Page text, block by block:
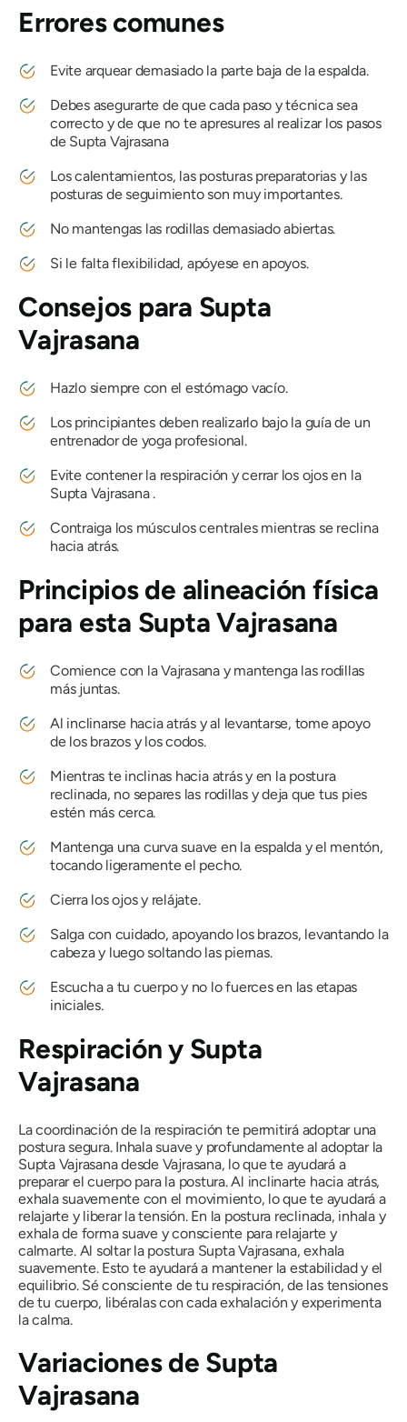
Errores comunes
Evite arquear demasiado la parte baja de la espalda.
Debes asegurarte de que cada paso y técnica sea
correcto y de que no te apresures al realizar los pasos
de Supta Vajrasana
Los calentamientos, las posturas preparatorias y las
posturas de seguimiento son muy importantes.
No mantengas las rodillas demasiado abiertas.
Si le falta flexibilidad, apóyese en apoyos.
Consejos para Supta
Vajrasana
Hazlo siempre con el estómago vacío.
Los principiantes deben realizarlo bajo la guía de un
entrenador de yoga profesional.
Evite contener la respiración y cerrar los ojos en la
Supta Vajrasana.
Contraiga los músculos centrales mientras se reclina
hacia atrás.
Principios de alineación física
para esta Supta Vajrasana
Comience con laVajrasana y mantenga las rodillas
más juntas.
Al inclinarse hacia atrás y al levantarse, tome apoyo
de los brazos y los codos.
Mientras te inclinas hacia atrás y en la postura
reclinada, no separes las rodillas y deja que tus pies
estén más cerca.
Mantenga una curva suave en la espalda y el mentón,
tocando ligeramente el pecho.
Cierra los ojos y relájate.
Salga con cuidado, apoyando los brazos, levantando la
cabeza y luego soltando las piernas.
Escucha a tu cuerpo y no lo fuerces en las etapas
iniciales.
Respiración y Supta
Vajrasana
La coordinación de la respiración te permitirá adoptar una
postura segura. Inhala suave y profundamente al adoptar la
Supta Vajrasanadesde Vajrasana, lo que te ayudará a
preparar el cuerpo para la postura. Al inclinarte hacia atrás,
exhala suavemente con el movimiento, lo que te ayudará a
relajarte y liberar la tensión. En la postura reclinada, inhala y
exhala de forma suave y consciente para relajarte y
calmarte. Al soltar la postura Supta Vajrasana, exhala
suavemente. Esto te ayudará a mantener la estabilidad y el
equilibrio. Sé consciente de tu respiración, de las tensiones
de tu cuerpo, libéralas con cada exhalación y experimenta
la calma.
Variacionesde Supta
Vajrasana